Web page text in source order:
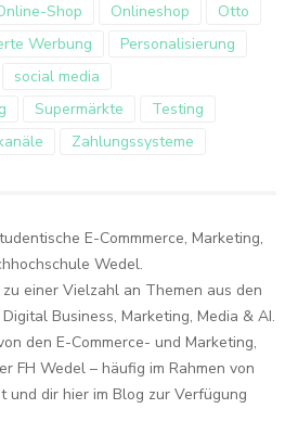
Shop Onlineshop
Otto
Werbung
Personalisierung
social media
Supermärkte
Testing
Zahlungssysteme
E-Commmerce, Marketing,
Wedel.
einer Vielzahl an Themen aus den
Business, Marketing, Media & AI.
den E-Commerce- und Marketing,
FH Wedel – häufig im Rahmen von
und dir hier im Blog zur Verfügung